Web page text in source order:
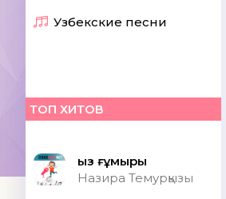
Узбекские песни
ТОП ХИТОВ
Қыз ғұмыры
Назира Темурқызы